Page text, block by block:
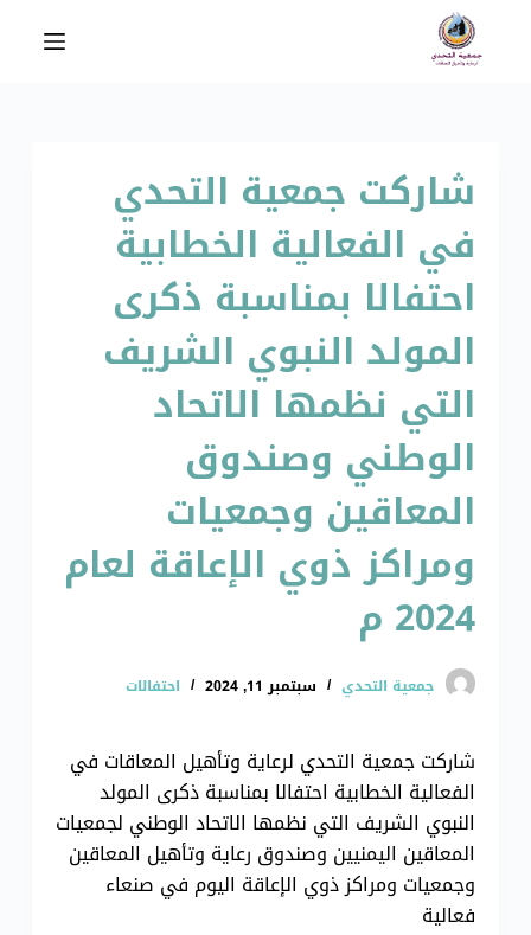
شاركت جمعية التحدي
في الفعالية الخطابية
احتفالا بمناسبة ذكرى
المولد النبوي الشريف
التي نظمها الاتحاد
الوطني وصندوق
المعاقين وجمعيات
ومراكز ذوي الإعاقة لعام
2024 م
جمعية التحدي سبتمبر 11, 2024 احتفالات
شاركت جمعية التحدي لرعاية وتأهيل المعاقات في
الفعالية الخطابية احتفالا بمناسبة ذكرى المولد
النبوي الشريف التي نظمها الاتحاد الوطني لجمعيات
المعاقين اليمنيين وصندوق رعاية وتأهيل المعاقين
وجمعيات ومراكز ذوي الإعاقة اليوم في صنعاء
فعالية